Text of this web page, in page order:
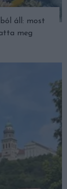
áll: most
meg